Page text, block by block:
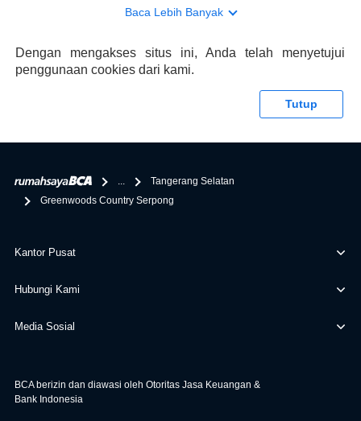
konsultasi mengenai KPR, maka ada layanan live chat
memberikan keuntungan yang berlipat, persyaratan
pengajuan KPR BCA juga sangat mudah, kamu bisa cek
tentang properti disini BCA hanya sebagai pihak
bertanggung jawab terhadap informasi yang rekanan
Baca Lebih Banyak
Dengan mengakses situs ini, Anda telah menyetujui
penggunaan cookies dari kami.
Tutup
...
Tangerang Selatan
Greenwoods Country Serpong
Kantor Pusat
Hubungi Kami
Media Sosial
BCA berizin dan diawasi oleh Otoritas Jasa Keuangan &
Bank Indonesia